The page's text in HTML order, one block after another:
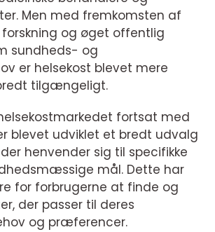
Men med fremkomsten af
og øget offentlig
sundheds- og
er helsekost blevet mere
tilgængeligt.
fortsat med
blevet udviklet et bredt udvalg
henvender sig til specifikke
mål. Dette har
for forbrugerne at finde og
der passer til deres
og præferencer.